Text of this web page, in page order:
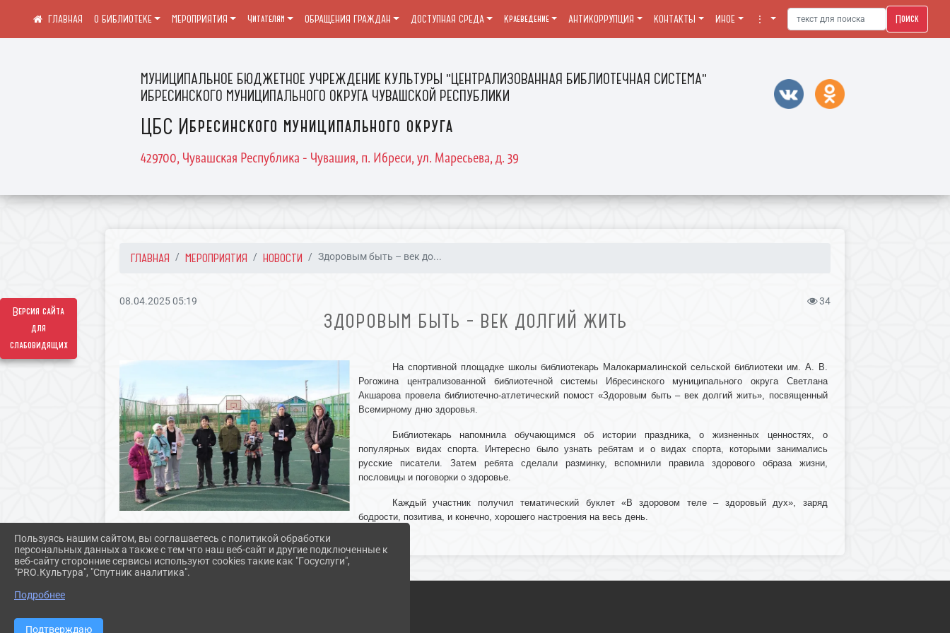
Версия сайта
для
слабовидящих
МУНИЦИПАЛЬНОЕ БЮДЖЕТНОЕ УЧРЕЖДЕНИЕ КУЛЬТУРЫ "ЦЕНТРАЛИЗОВАННАЯ БИБЛИОТЕЧНАЯ СИСТЕМА"
ИБРЕСИНСКОГО МУНИЦИПАЛЬНОГО ОКРУГА ЧУВАШСКОЙ РЕСПУБЛИКИ
ЦБС Ибресинского муниципального округа
429700, Чувашская Республика - Чувашия, п. Ибреси, ул. Маресьева, д. 39
О БИБЛИОТЕКЕ МЕРОПРИЯТИЯ Читателям ОБРАЩЕНИЯ ГРАЖДАН ДОСТУПНАЯ СРЕДА Краеведение АНТИКОРРУПЦИЯ КОНТАКТЫ ИНОЕ ⋮ Поиск
ГЛАВНАЯ МЕРОПРИЯТИЯ НОВОСТИ Здоровым быть – век до...
08.04.2025 05:19 34
ЗДОРОВЫМ БЫТЬ – ВЕК ДОЛГИЙ ЖИТЬ
На спортивной площадке школы библиотекарь Малокармалинской сельской библиотеки им. А. В.
Рогожина централизованной библиотечной системы Ибресинского муниципального округа Светлана
Акшарова провела библиотечно-атлетический помост «Здоровым быть – век долгий жить», посвященный
Всемирному дню здоровья.
Библиотекарь напомнила обучающимся об истории праздника, о жизненных ценностях, о
популярных видах спорта. Интересно было узнать ребятам и о видах спорта, которыми занимались
русские писатели. Затем ребята сделали разминку, вспомнили правила здорового образа жизни,
пословицы и поговорки о здоровье.
Каждый участник получил тематический буклет «В здоровом теле – здоровый дух», заряд
бодрости, позитива, и конечно, хорошего настроения на весь день.
Пользуясь нашим сайтом, вы соглашаетесь с политикой обработки
персональных данных а также с тем что наш веб-сайт и другие подключенные к
веб-сайту сторонние сервисы используют cookies такие как "Госуслуги",
"PRO.Культура", "Спутник аналитика".
Подробнее
Подтверждаю